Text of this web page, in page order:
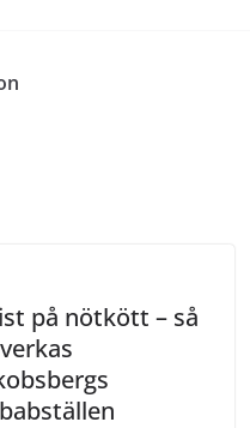
på nötkött – så